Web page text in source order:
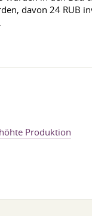
davon 24 RUB
Produktion